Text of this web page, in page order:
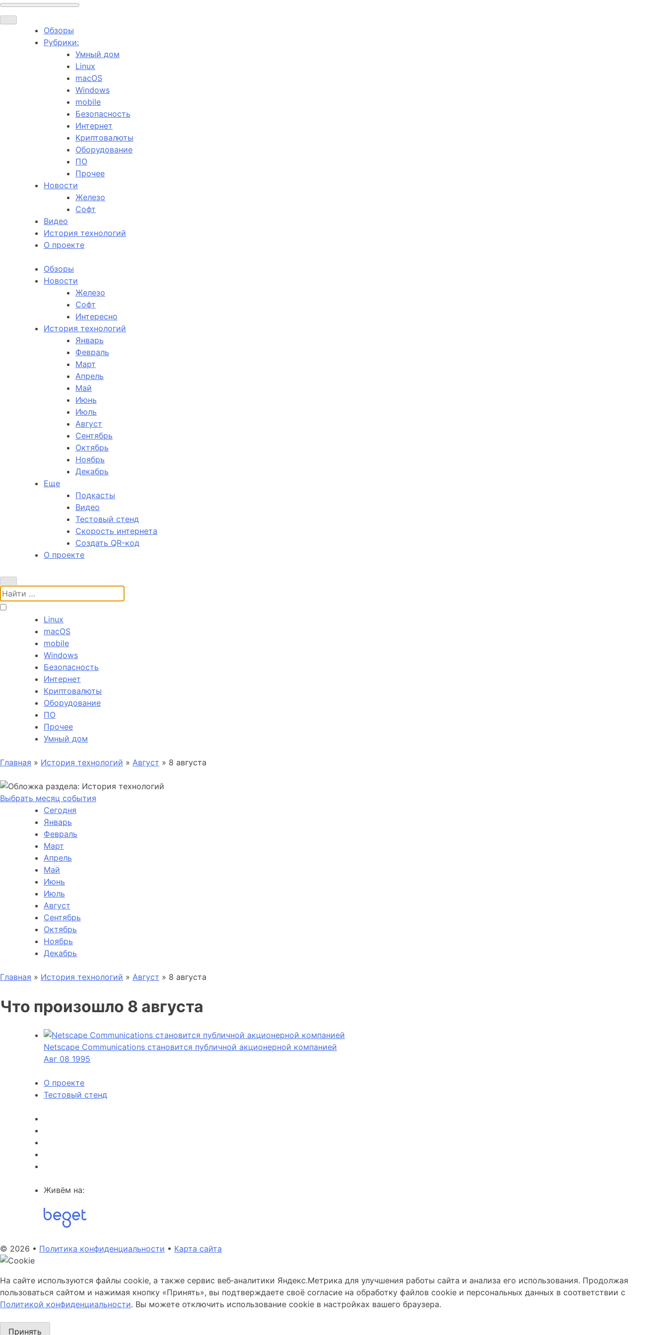
Обзоры
Рубрики:
Умный дом
Linux
macOS
Windows
mobile
Безопасность
Интернет
Криптовалюты
Оборудование
ПО
Прочее
Новости
Железо
Софт
Видео
История технологий
О проекте
Обзоры
Новости
Железо
Софт
Интересно
История технологий
Январь
Февраль
Март
Апрель
Май
Июнь
Июль
Август
Сентябрь
Октябрь
Ноябрь
Декабрь
Еще
Подкасты
Видео
Тестовый стенд
Скорость интернета
Создать QR-код
О проекте
Поиск:
Linux
macOS
mobile
Windows
Безопасность
Интернет
Криптовалюты
Оборудование
ПО
Прочее
Умный дом
Главная » История технологий » Август » 8 августа
Выбрать месяц события
Сегодня
Январь
Февраль
Март
Апрель
Май
Июнь
Июль
Август
Сентябрь
Октябрь
Ноябрь
Декабрь
Главная » История технологий » Август » 8 августа
Что произошло 8 августа
Netscape Communications становится публичной акционерной компанией
Авг 08 1995
О проекте
Тестовый стенд
Живём на:
© 2026 • Политика конфиденциальности • Карта сайта
На сайте используются файлы cookie, а также сервис веб‑аналитики Яндекс.Метрика для улучшения работы сайта и анализа его использования. Продолжая
пользоваться сайтом и нажимая кнопку «Принять», вы подтверждаете своё согласие на обработку файлов cookie и персональных данных в соответствии с
Политикой конфиденциальности. Вы можете отключить использование cookie в настройках вашего браузера.
Принять